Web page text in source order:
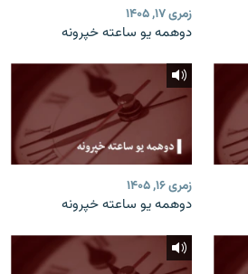
زمری ۱۷, ۱۴۰۵
دوهمه یو ساعته خپرونه
زمری ۱۶, ۱۴۰۵
دوهمه یو ساعته خپرونه